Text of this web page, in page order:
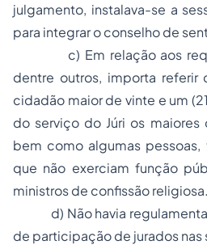
julgamento, instalava-se a
para integrar o conselho de
c) Em relação aos
dentre outros, importa referir
cidadão maior de vinte e um
do serviço do Júri os maiores
bem como algumas
que não exerciam função
ministros de confissão religiosa.
d) Não havia
de participação de jurados nas